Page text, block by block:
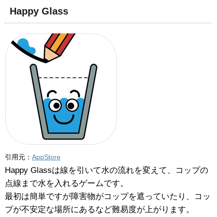
Happy Glass
引用元： AppStore
Happy Glassは線を引いて水の流れを変えて、コップの
点線まで水を入れるゲームです。
最初は簡単ですが障害物がコップを遮っていたり、コッ
プが不安定な場所にあるなど難易度が上がります。